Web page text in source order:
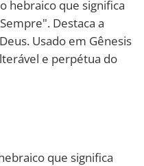
hebraico que significa
Destaca a
Usado em Gênesis
e perpétua do
que significa